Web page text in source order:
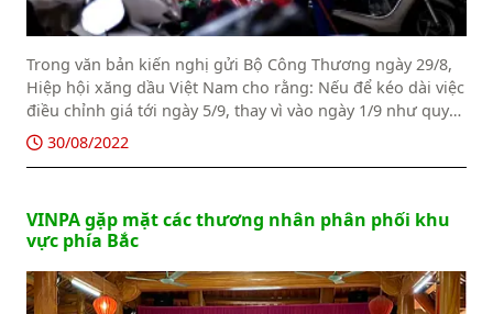
Trong văn bản kiến nghị gửi Bộ Công Thương ngày 29/8,
Hiệp hội xăng dầu Việt Nam cho rằng: Nếu để kéo dài việc
điều chỉnh giá tới ngày 5/9, thay vì vào ngày 1/9 như quy
định sẽ khiến cho giá bán lẻ xăng dầu trong nước có độ
trễ, không phản ánh đúng xu hướng tăng của giá xăng
30/08/2022
VINPA gặp mặt các thương nhân phân phối khu
vực phía Bắc